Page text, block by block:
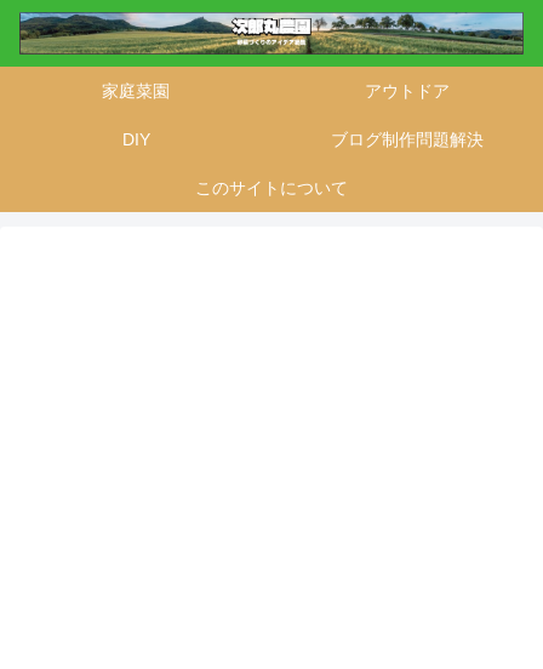
家庭菜園 アウトドア
DIY ブログ制作問題解決
このサイトについて